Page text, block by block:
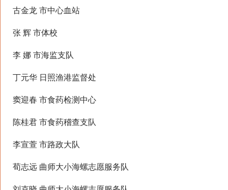
古金龙 市中心血站
张 辉 市体校
李 娜 市海监支队
丁元华 日照渔港监督处
窦迎春 市食药检测中心
陈桂君 市食药稽查支队
李宣萱 市路政大队
荀志远 曲师大小海螺志愿服务队